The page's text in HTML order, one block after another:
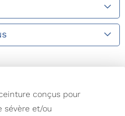
conçus pour
sévère et/ou